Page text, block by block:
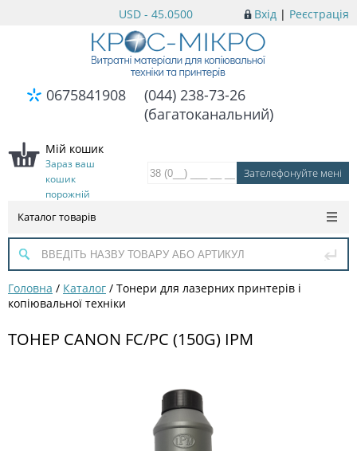
Вхід | Реєстрація
USD - 45.0500
0675841908
(044) 238-73-26
(багатоканальний)
Мій кошик
Зараз ваш
кошик
порожній
Каталог товарів
Головна / Каталог / Тонери для лазерних принтерів і
копіювальної техніки
ТОНЕР CANON FC/PC (150G) IPM